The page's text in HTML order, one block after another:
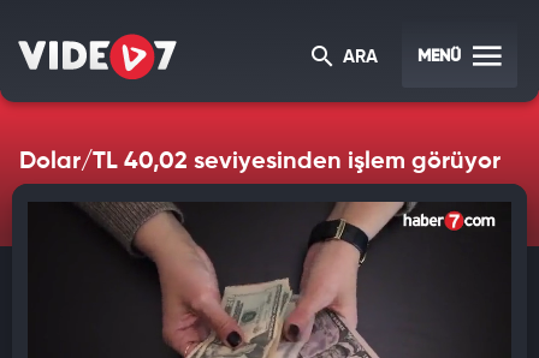
ARA MENÜ
Dolar/TL 40,02 seviyesinden işlem görüyor